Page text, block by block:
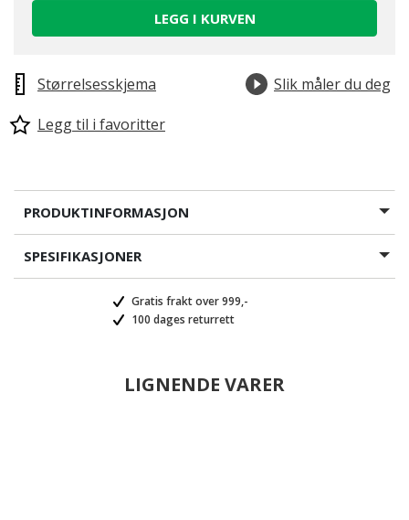
LEGG I KURVEN
Størrelsesskjema
Slik måler du deg
Legg til i favoritter
PRODUKTINFORMASJON
SPESIFIKASJONER
Gratis frakt over 999,-
100 dages returrett
LIGNENDE VARER